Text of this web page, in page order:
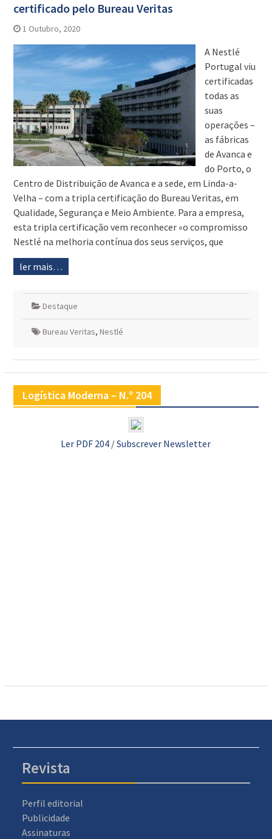
certificado pelo Bureau Veritas
1 Outubro, 2020
A Nestlé
Portugal viu
certificadas
todas as
suas
operações –
as fábricas
de Avanca e
do Porto, o
Centro de Distribuição de Avanca e a sede, em Linda-a-
Velha – com a tripla certificação do Bureau Veritas, em
Qualidade, Segurança e Meio Ambiente. Para a empresa,
esta tripla certificação vem reconhecer «o compromisso
Nestlé na melhoria contínua dos seus serviços, que
ler mais…
Destaque
Bureau Veritas, Nestlé
Logística Moderna – N.º 204
Ler PDF 204 /Subscrever Newsletter
Revista
Perfil editorial
Publicidade
Assinaturas